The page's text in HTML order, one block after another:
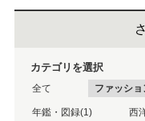
カテゴリを選択
全て ファッシ
年鑑・図録(1) 西